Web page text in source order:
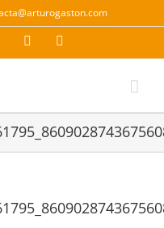
InstagramLinkedIn